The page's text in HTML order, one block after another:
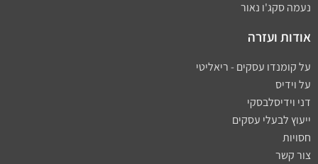
נעמה סקג'ו נאור
אודות ועזרה
על קומנדו עסקים - ריאליטי
על וידיס
דני וידיסלבסקי
ייעוץ לבעלי עסקים
חסויות
צור קשר